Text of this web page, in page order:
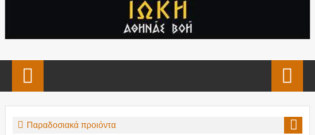
Παραδοσιακά προιόντα